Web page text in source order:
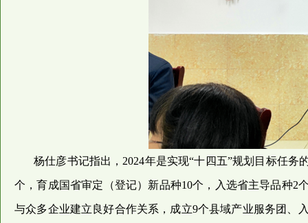
杨仕彦书记指出，2024年是实现“十四五”规划目标任
个，育成国省审定（登记）新品种10个，入选省主导品种2
与众多企业建立良好合作关系，成立9个县域产业服务团、